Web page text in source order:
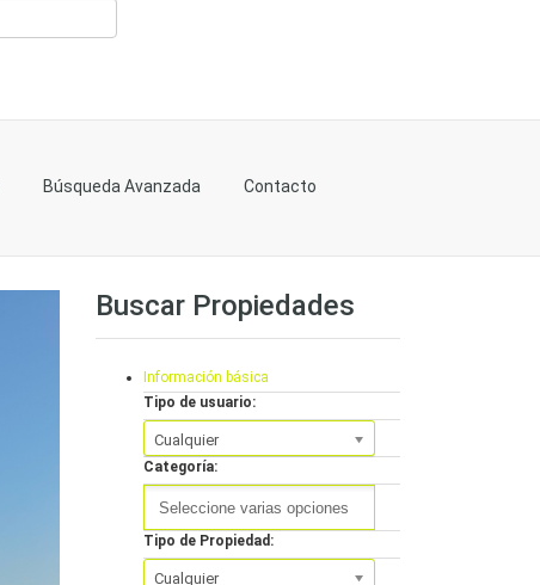
Búsqueda Avanzada Contacto
Buscar Propiedades
Información básica
Tipo de usuario:
Cualquier
Categoría:
Tipo de Propiedad:
Cualquier